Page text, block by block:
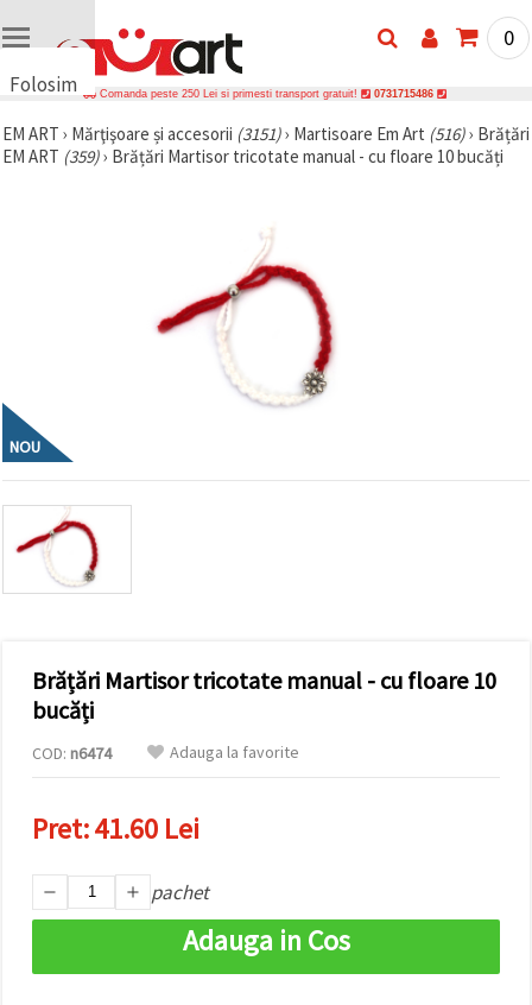
Folosim
uri
🍪 Folosim
și, cu
acordul
dumneavoastră,
traficul și a
conținut și
noștri de
analiză și
marketing.
Puteți fi de
cookie -
urile făcând
"acceptati
să vă
în setări
0
Comanda peste 250 Lei si primesti transport gratuit! 0731715486
EM ART › Mărţişoare și accesorii (3151)› Martisoare Em Art (516)› Brățări
EM ART (359)› Brățări Martisor tricotate manual - cu floare 10 bucăți
NOU
Brățări Martisor tricotate manual - cu floare 10
bucăți
COD: n6474 Adauga la favorite
Pret:41.60 Lei
pachet
Adauga in Cos